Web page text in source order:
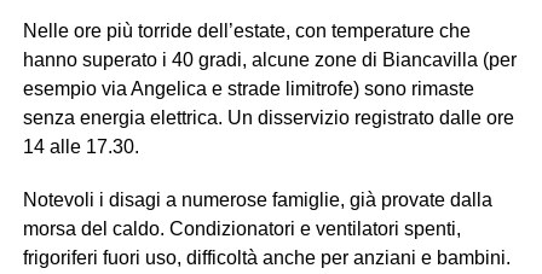
Nelle ore più torride dell’estate, con temperature che
hanno superato i 40 gradi, alcune zone di Biancavilla (per
esempio via Angelica e strade limitrofe) sono rimaste
senza energia elettrica. Un disservizio registrato dalle ore
14 alle 17.30.
Notevoli i disagi a numerose famiglie, già provate dalla
morsa del caldo. Condizionatori e ventilatori spenti,
frigoriferi fuori uso, difficoltà anche per anziani e bambini.